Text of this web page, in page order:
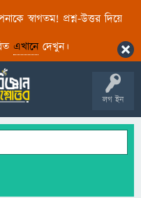
স্বাগতম! প্রশ্ন-উত্তর দিয়ে
এখানেদেখুন।
লগ ইন